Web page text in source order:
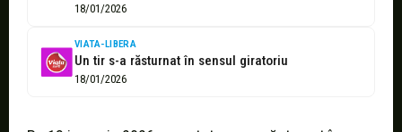
18/01/2026
VIATA-LIBERA
Un tir s-a răsturnat în sensul giratoriu
18/01/2026